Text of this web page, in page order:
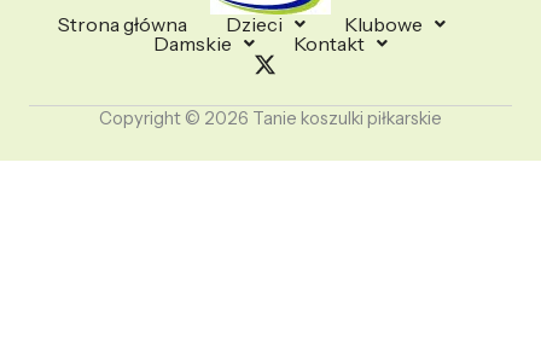
Strona główna Dzieci
Klubowe
Damskie
Kontakt
Copyright © 2026 Tanie koszulki piłkarskie